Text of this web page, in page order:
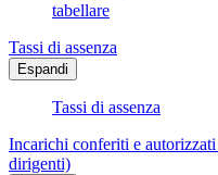
tabellare
Tassi di assenza
Espandi
Tassi di assenza
Incarichi conferiti e
dirigenti)